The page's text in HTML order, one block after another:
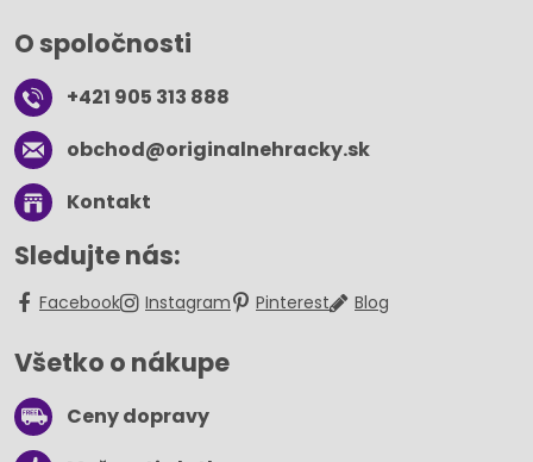
O spoločnosti
+421 905 313 888
obchod​@originalnehracky​.sk
Kontakt
Sledujte nás:
Facebook Instagram Pinterest Blog
Všetko o nákupe
Ceny dopravy